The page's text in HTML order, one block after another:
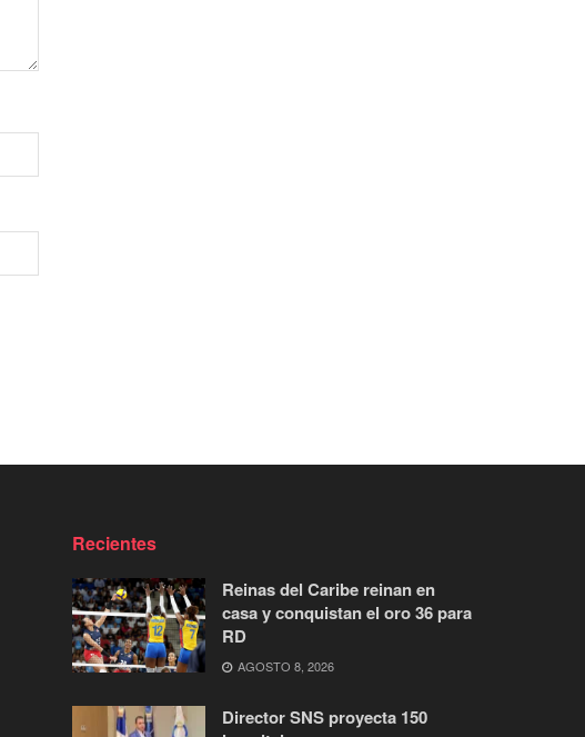
Recientes
Reinas del Caribe reinan en
casa y conquistan el oro 36 para
RD
AGOSTO 8, 2026
Director SNS proyecta 150